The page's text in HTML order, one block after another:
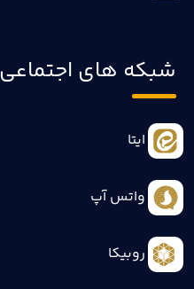
شبکه های اجتماعی
ایتا
واتس آپ
روبیکا